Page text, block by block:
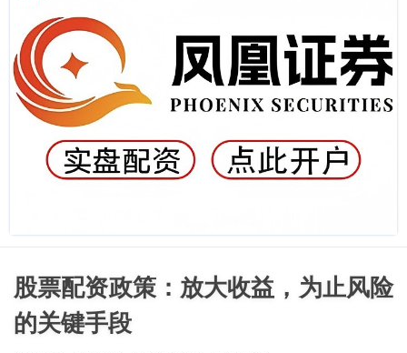
股票配资政策：放大收益，为止风险
的关键手段